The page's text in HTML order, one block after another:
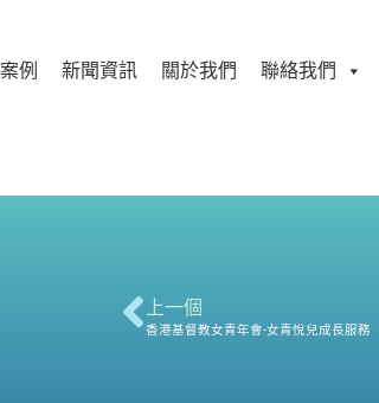
例 新聞資訊 關於我們 聯絡我們
上一個
香港基督教女青年會-女青悅兒成長服務